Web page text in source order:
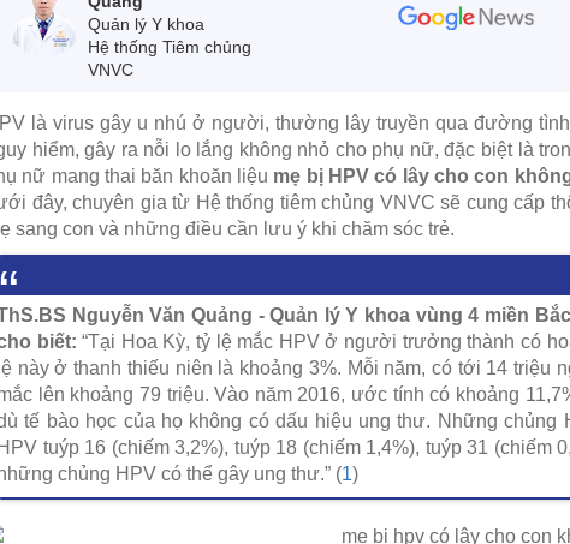
Quản lý Y khoa
Hệ thống Tiêm chủng
VNVC
là virus gây u nhú ở người, thường lây truyền qua đường
hiểm, gây ra nỗi lo lắng không nhỏ cho phụ nữ, đặc biệt là
nữ mang thai băn khoăn liệu mẹ bị HPV có lây cho con
đây, chuyên gia từ Hệ thống tiêm chủng VNVC sẽ cung cấp
sang con và những điều cần lưu ý khi chăm sóc trẻ.
Nguyễn Văn Quảng - Quản lý Y khoa vùng 4 miền
biết: “Tại Hoa Kỳ, tỷ lệ mắc HPV ở người trưởng thành có
lệ này ở thanh thiếu niên là khoảng 3%. Mỗi năm, có tới 14
lên khoảng 79 triệu. Vào năm 2016, ước tính có khoảng
tế bào học của họ không có dấu hiệu ung thư. Những chủng
HPV tuýp 16 (chiếm 3,2%), tuýp 18 (chiếm 1,4%), tuýp 31 (chiếm
chủng HPV có thể gây ung thư.” (1)